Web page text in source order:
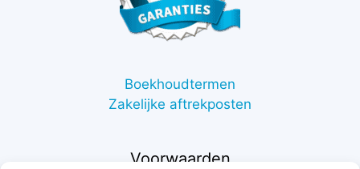
Boekhoudtermen
Zakelijke aftrekposten
Voorwaarden